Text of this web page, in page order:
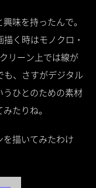
味を持ったんで。
く時はモノクロ・
リーン上では線が
も、さすがデジタル
ひとのための素材
たりね。
描いてみたわけ